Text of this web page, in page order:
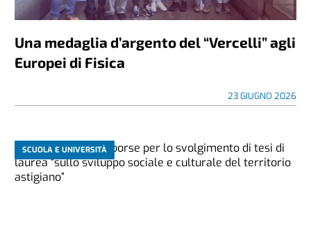
Una medaglia d’argento del “Vercelli” agli
Europei di Fisica
23 GIUGNO 2026
SCUOLA E UNIVERSITÀ